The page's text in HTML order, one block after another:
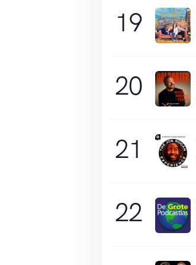
19
20
21
22